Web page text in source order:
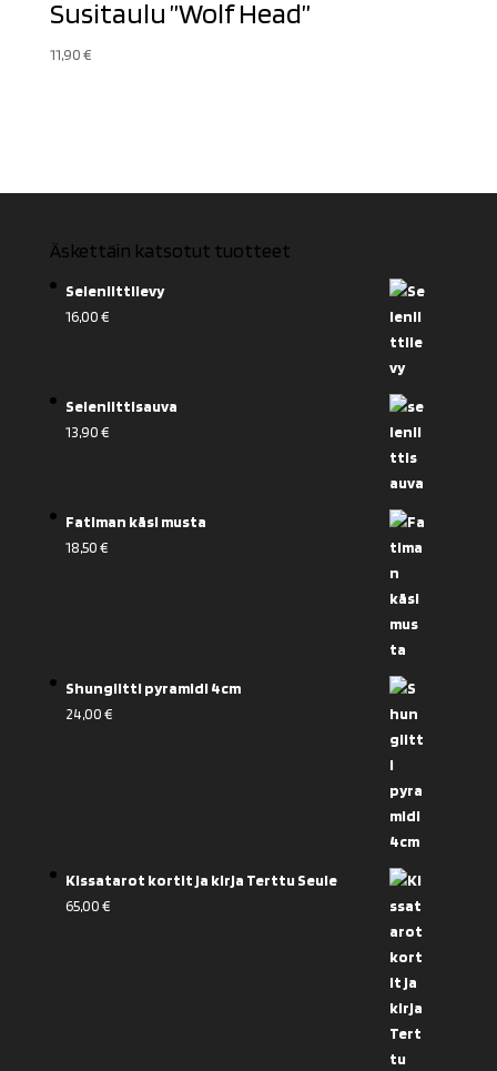
Susitaulu ”Wolf Head”
11,90€
Äskettäin katsotut tuotteet
Seleniittilevy
16,00€
Seleniittisauva
13,90€
Fatiman käsi musta
18,50€
Shungiitti pyramidi 4cm
24,00€
Kissatarot kortit ja kirja Terttu Seule
65,00€